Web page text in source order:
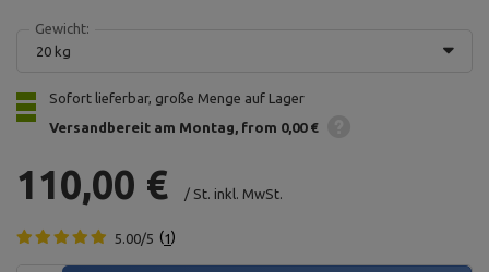
Gewicht:
20 kg
Sofort lieferbar, große Menge auf Lager
Versandbereit am Montag from 0,00 €
110,00 € / St. inkl. MwSt.
5.00/5 1